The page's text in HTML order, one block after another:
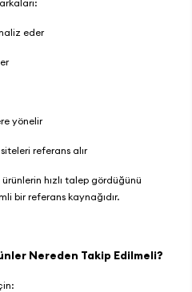
eder
yönelir
referans alır
hızlı talep gördüğünü
bir referans kaynağıdır.
Nereden Takip Edilmeli?